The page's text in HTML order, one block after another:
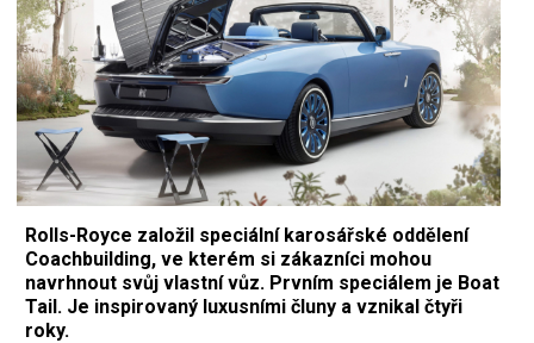
Rolls-Royce založil speciální karosářské oddělení
Coachbuilding, ve kterém si zákazníci mohou
navrhnout svůj vlastní vůz. Prvním speciálem je Boat
Tail. Je inspirovaný luxusními čluny a vznikal čtyři
roky.